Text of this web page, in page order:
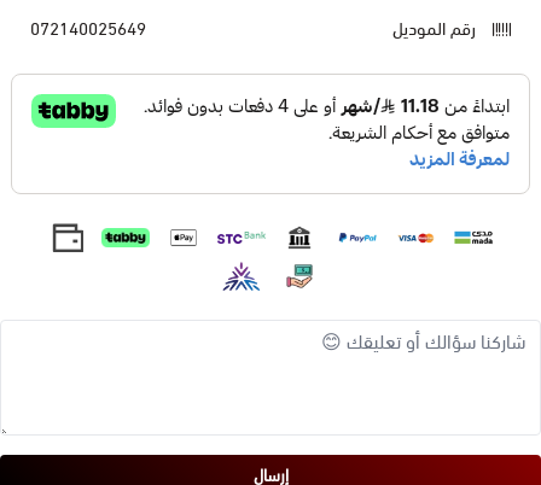
رقم الموديل 072140025649
إرسال